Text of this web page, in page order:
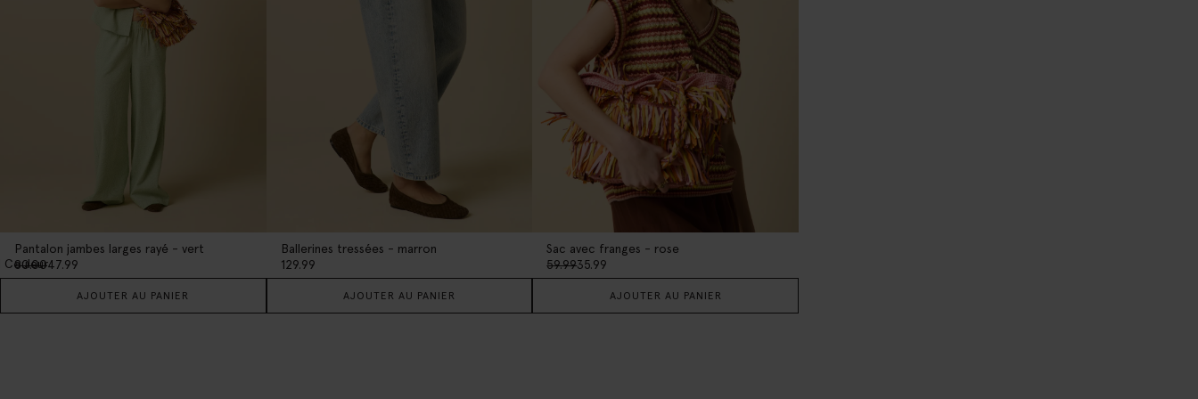
Pantalon jambes larges rayé - vert
80.0047.99
Couleur
AJOUTER AU PANIER
Ballerines tressées - marron
129.99
AJOUTER AU PANIER
Sac avec franges - rose
59.9935.99
AJOUTER AU PANIER